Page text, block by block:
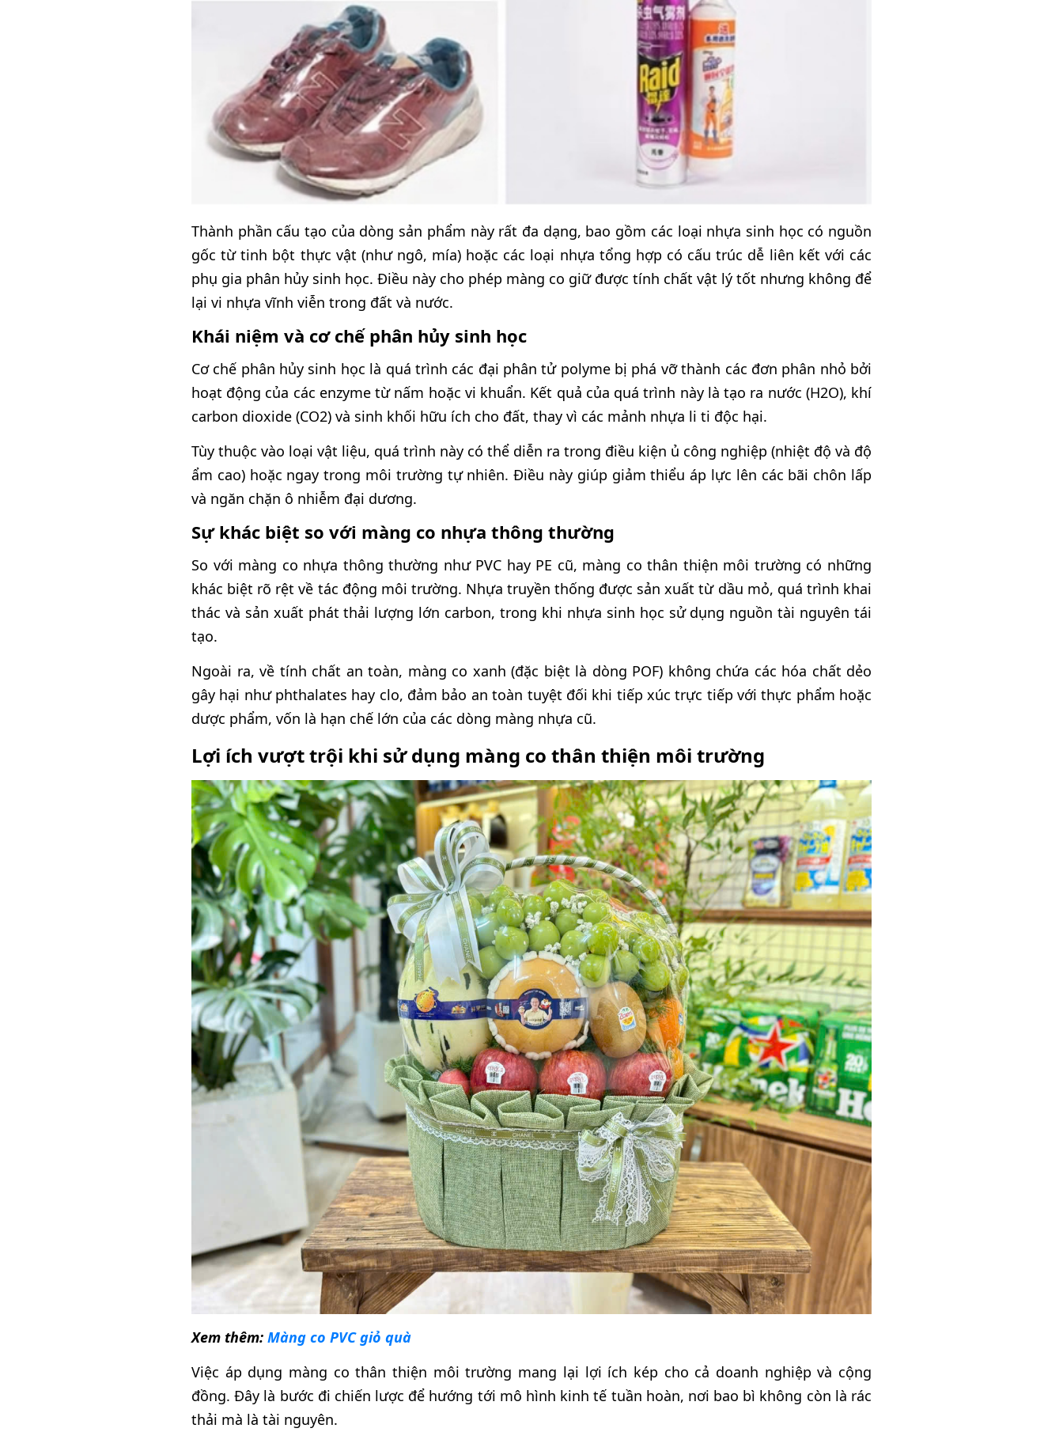
Thành phần cấu tạo của dòng sản phẩm này rất đa dạng, bao gồm các loại nhựa sinh học có nguồn
gốc từ tinh bột thực vật (như ngô, mía) hoặc các loại nhựa tổng hợp có cấu trúc dễ liên kết với các
phụ gia phân hủy sinh học. Điều này cho phép màng co giữ được tính chất vật lý tốt nhưng không để
lại vi nhựa vĩnh viễn trong đất và nước.
Khái niệm và cơ chế phân hủy sinh học
Cơ chế phân hủy sinh học là quá trình các đại phân tử polyme bị phá vỡ thành các đơn phân nhỏ bởi
hoạt động của các enzyme từ nấm hoặc vi khuẩn. Kết quả của quá trình này là tạo ra nước (H2O), khí
carbon dioxide (CO2) và sinh khối hữu ích cho đất, thay vì các mảnh nhựa li ti độc hại.
Tùy thuộc vào loại vật liệu, quá trình này có thể diễn ra trong điều kiện ủ công nghiệp (nhiệt độ và độ
ẩm cao) hoặc ngay trong môi trường tự nhiên. Điều này giúp giảm thiểu áp lực lên các bãi chôn lấp
và ngăn chặn ô nhiễm đại dương.
Sự khác biệt so với màng co nhựa thông thường
So với màng co nhựa thông thường như PVC hay PE cũ, màng co thân thiện môi trường có những
khác biệt rõ rệt về tác động môi trường. Nhựa truyền thống được sản xuất từ dầu mỏ, quá trình khai
thác và sản xuất phát thải lượng lớn carbon, trong khi nhựa sinh học sử dụng nguồn tài nguyên tái
tạo.
Ngoài ra, về tính chất an toàn, màng co xanh (đặc biệt là dòng POF) không chứa các hóa chất dẻo
gây hại như phthalates hay clo, đảm bảo an toàn tuyệt đối khi tiếp xúc trực tiếp với thực phẩm hoặc
dược phẩm, vốn là hạn chế lớn của các dòng màng nhựa cũ.
Lợi ích vượt trội khi sử dụng màng co thân thiện môi trường
Xem thêm: Màng co PVC giỏ quà
Việc áp dụng màng co thân thiện môi trường mang lại lợi ích kép cho cả doanh nghiệp và cộng
đồng. Đây là bước đi chiến lược để hướng tới mô hình kinh tế tuần hoàn, nơi bao bì không còn là rác
thải mà là tài nguyên.